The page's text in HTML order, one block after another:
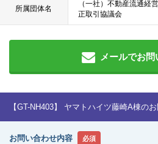
所属団体名
（一社）不動産流通経
正取引協議会
メールでお
【GT-NH403】 ヤマトハイツ藤崎A棟の
お問い合わせ内容 必須